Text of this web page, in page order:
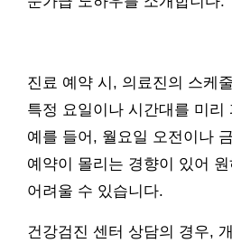
진료 예약 시, 의료진의 스케
특정 요일이나 시간대를 미리
예를 들어, 월요일 오전이나
예약이 몰리는 경향이 있어 원
어려울 수 있습니다.
건강검진 센터 상담의 경우,